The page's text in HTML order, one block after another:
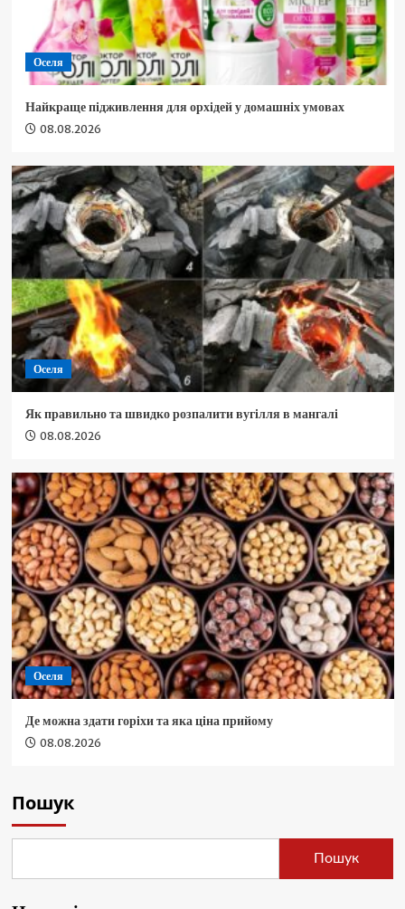
Оселя
Найкраще підживлення для орхідей у домашніх умовах
08.08.2026
Оселя
Як правильно та швидко розпалити вугілля в мангалі
08.08.2026
Оселя
Де можна здати горіхи та яка ціна прийому
08.08.2026
Пошук
Пошук